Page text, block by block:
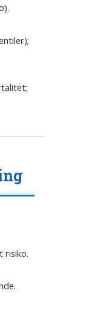
risiko.